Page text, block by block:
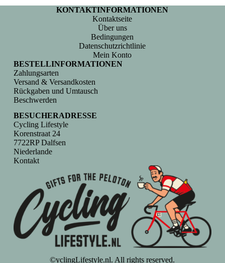
KONTAKTINFORMATIONEN
Kontaktseite
Über uns
Bedingungen
Datenschutzrichtlinie
Mein Konto
BESTELLINFORMATIONEN
Zahlungsarten
Versand & Versandkosten
Rückgaben und Umtausch
Beschwerden
BESUCHERADRESSE
Cycling Lifestyle
Korenstraat 24
7722RP Dalfsen
Niederlande
Kontakt
©yclingLifestyle.nl. All rights reserved.